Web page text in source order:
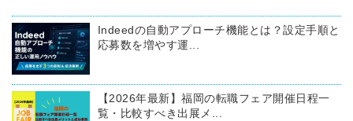
Indeedの自動アプローチ機能とは？設定手順と
応募数を増やす運...
【2026年最新】福岡の転職フェア開催日程一
覧・比較すべき出展メ...